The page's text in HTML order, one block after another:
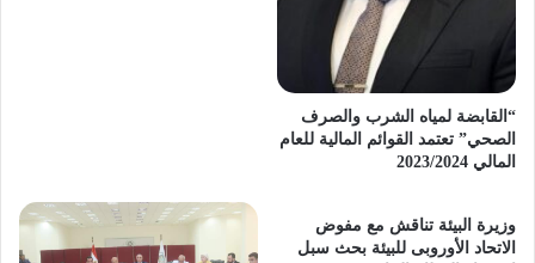
“القابضة لمياه الشرب والصرف
الصحي” تعتمد القوائم المالية للعام
المالي 2023/2024
وزيرة البيئة تناقش مع مفوض
الاتحاد الأوروبى للبيئة بحث سبل